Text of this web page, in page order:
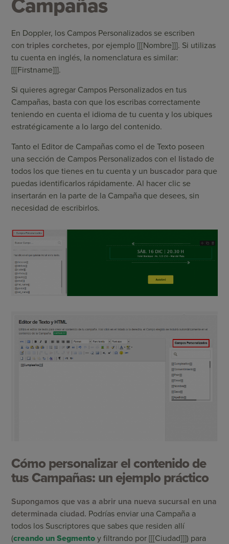
Campañas
En Doppler, los Campos Personalizados se escriben
contriples corchetes, por ejemplo [[[Nombre]]]. Si utilizas
tu cuenta en inglés, la nomenclatura es similar:
[[[Firstname]]].
Si quieres agregar Campos Personalizados en tus
Campañas, basta con que los escribas correctamente
teniendo en cuenta el idioma de tu cuenta y los ubiques
estratégicamente a lo largo del contenido.
Tanto el Editor de Campañas como el de Texto poseen
una sección de Campos Personalizados con el listado de
todos los que tienes en tu cuenta y un buscador para que
puedas identificarlos rápidamente. Al hacer clic se
insertarán en la parte de la Campaña que desees, sin
necesidad de escribirlos.
Cómo personalizar el contenido de
tus Campañas: un ejemplo práctico
Supongamos que vas a abrir una nueva sucursal en una
determinada ciudad. Podrías enviar una Campaña a
todos los Suscriptores que sabes que residen allí
(creando un Segmento y filtrando por [[[Ciudad]]]) para